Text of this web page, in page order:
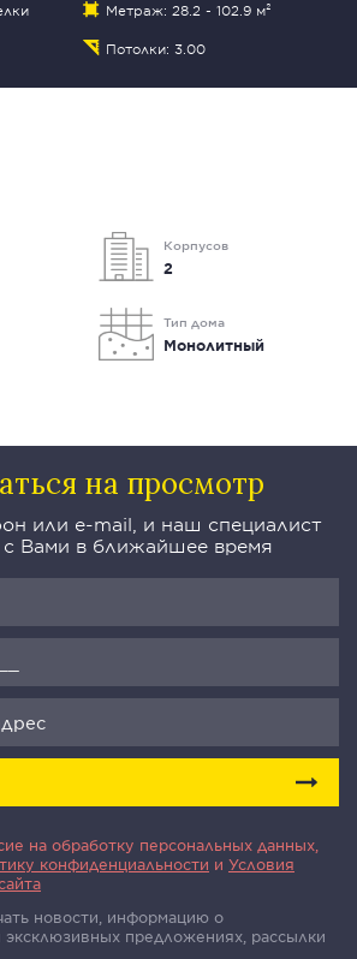
Метраж: 28.2 - 102.9 м²
Потолки: 3.00
Корпусов
2
Тип дома
Монолитный
на просмотр
или e-mail, и наш специалист
с Вами в ближайшее время
на обработку персональных данных,
конфиденциальности и Условия
новости, информацию о
эксклюзивных предложениях, рассылки